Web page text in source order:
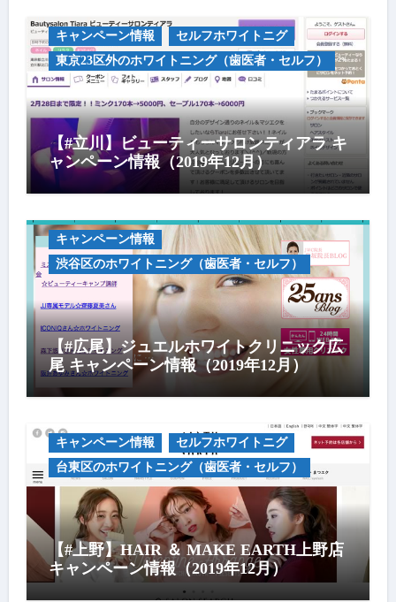
キャンペーン情報
セルフホワイトニグ
東京23区外のホワイトニング（歯医者・セルフ）
【#立川】ビューティーサロンティアラ キ
ャンペーン情報（2019年12月）
キャンペーン情報
渋谷区のホワイトニング（歯医者・セルフ）
【#広尾】ジュエルホワイトクリニック広
尾 キャンペーン情報（2019年12月）
キャンペーン情報
セルフホワイトニグ
台東区のホワイトニング（歯医者・セルフ）
【#上野】HAIR ＆ MAKE EARTH上野店
キャンペーン情報（2019年12月）